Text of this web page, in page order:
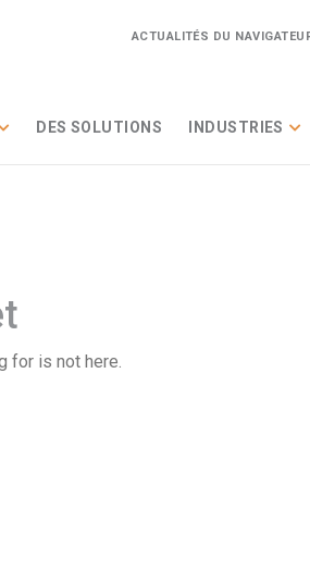
ACTUALITÉS DU
DES SOLUTIONS INDUSTRIES
for is not here.